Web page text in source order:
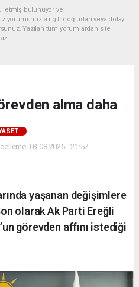
etmiş bulunuyor ve
yorumunuzla ilgili doğrudan veya dolaylı
Yazılan tüm yorumlardan site
alma daha
03.08.2026 - 21:57
yaşanan değişimlere
olarak Ak Parti Ereğli
görevden affını istediği